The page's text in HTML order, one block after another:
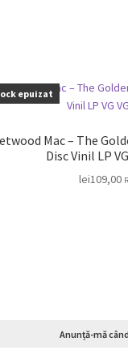
epuizat
Mac – The
lei109,00
Anunță-mă